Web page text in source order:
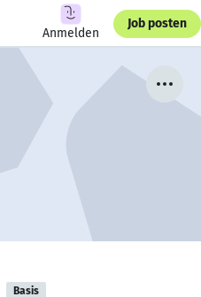
Anmelden
Job posten
Basis